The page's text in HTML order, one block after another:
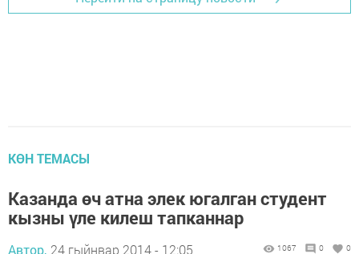
КӨН ТЕМАСЫ
Казанда өч атна элек югалган студент
кызны үле килеш тапканнар
Автор, 24 гыйнвар 2014 - 12:05 1067 0 0